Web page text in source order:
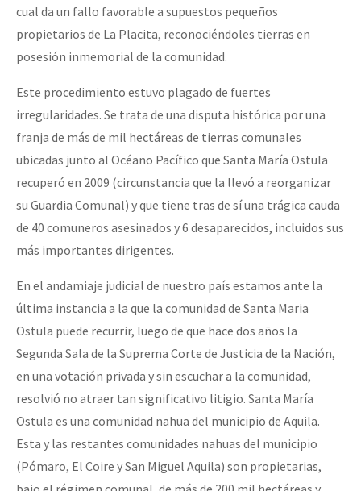
cual da un fallo favorable a supuestos pequeños
propietarios de La Placita, reconociéndoles tierras en
posesión inmemorial de la comunidad.
Este procedimiento estuvo plagado de fuertes
irregularidades. Se trata de una disputa histórica por una
franja de más de mil hectáreas de tierras comunales
ubicadas junto al Océano Pacífico que Santa María Ostula
recuperó en 2009 (circunstancia que la llevó a reorganizar
su Guardia Comunal) y que tiene tras de sí una trágica cauda
de 40 comuneros asesinados y 6 desaparecidos, incluidos sus
más importantes dirigentes.
En el andamiaje judicial de nuestro país estamos ante la
última instancia a la que la comunidad de Santa Maria
Ostula puede recurrir, luego de que hace dos años la
Segunda Sala de la Suprema Corte de Justicia de la Nación,
en una votación privada y sin escuchar a la comunidad,
resolvió no atraer tan significativo litigio. Santa María
Ostula es una comunidad nahua del municipio de Aquila.
Esta y las restantes comunidades nahuas del municipio
(Pómaro, El Coire y San Miguel Aquila) son propietarias,